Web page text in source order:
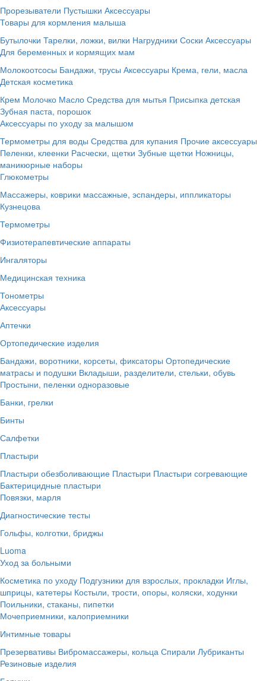
Прорезыватели Пустышки Аксессуары
Товары для кормления малыша
Бутылочки Тарелки, ложки, вилки Нагрудники Соски Аксессуары
Для беременных и кормящих мам
Молокоотсосы Бандажи, трусы Аксессуары Крема, гели, масла
Детская косметика
Крем Молочко Масло Средства для мытья Присыпка детская
Зубная паста, порошок
Аксессуары по уходу за малышом
Термометры для воды Средства для купания Прочие аксессуары
Пеленки, клеенки Расчески, щетки Зубные щетки Ножницы,
маникюрные наборы
Глюкометры
Массажеры, коврики массажные, эспандеры, иппликаторы
Кузнецова
Термометры
Физиотерапевтические аппараты
Ингаляторы
Медицинская техника
Тонометры
Аксессуары
Аптечки
Ортопедические изделия
Бандажи, воротники, корсеты, фиксаторы Ортопедические
матрасы и подушки Вкладыши, разделители, стельки, обувь
Простыни, пеленки одноразовые
Банки, грелки
Бинты
Салфетки
Пластыри
Пластыри обезболивающие Пластыри Пластыри согревающие
Бактерицидные пластыри
Повязки, марля
Диагностические тесты
Гольфы, колготки, бриджы
Luoma
Уход за больными
Косметика по уходу Подгузники для взрослых, прокладки Иглы,
шприцы, катетеры Костыли, трости, опоры, коляски, ходунки
Поильники, стаканы, пипетки
Мочеприемники, калоприемники
Интимные товары
Презервативы Вибромассажеры, кольца Спирали Лубриканты
Резиновые изделия